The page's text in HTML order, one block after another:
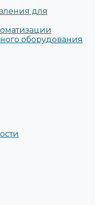
для
оборудования